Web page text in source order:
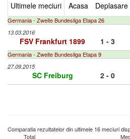
Ultimele meciuri Acasa Deplasare
Germania - Zweite Bundesliga Etapa 26
13.03.2016
FSV Frankfurt 1899 1 - 3
Germania - Zweite Bundesliga Etapa 9
27.09.2015
SC Freiburg 2 - 0
Comparatia rezultatelor din ultimele 16 meciuri
Total